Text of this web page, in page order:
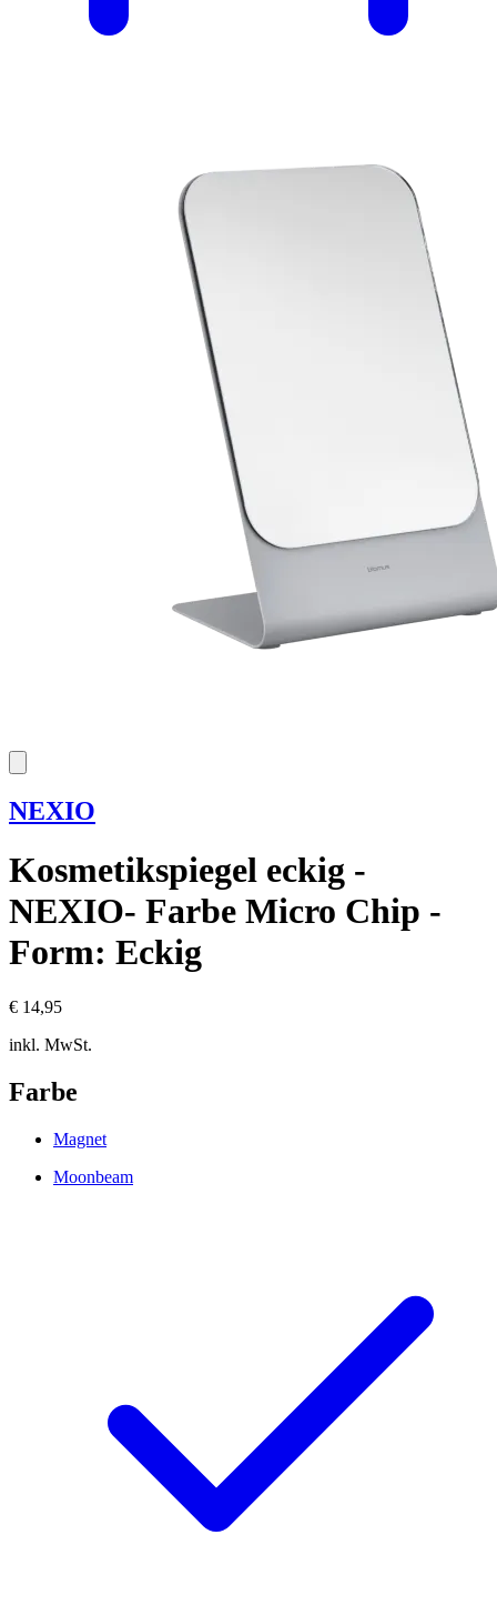
NEXIO
Kosmetikspiegel eckig -
NEXIO- Farbe Micro Chip -
Form: Eckig
€ 14,95
inkl. MwSt.
Farbe
Magnet
Moonbeam